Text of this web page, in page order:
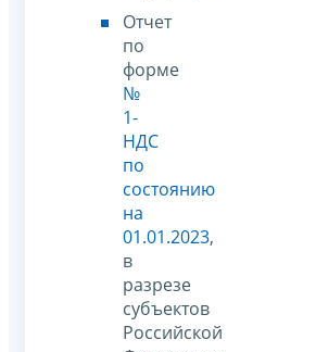
Отчет
по
форме
№
1-
НДС
по
состоянию
на
01.01.2023,
в
разрезе
субъектов
Российской